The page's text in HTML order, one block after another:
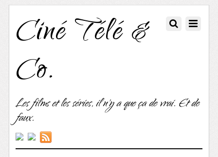
Ciné Télé &
Co.
Les films et les séries, il n'y a que ça de vrai. Et de
faux.